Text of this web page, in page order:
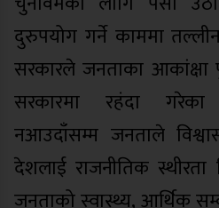
दुरुपयोग गर्ने काममा
सरकारले जनताका
सरकारमा रहंदा गरेका
नआउदाँसम्म जनताले
देशलाई राजनीतिक स्थीरता
जनताको स्वास्थ्य, आर्थिक